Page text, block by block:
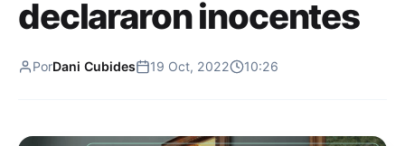
SUSCRÍBETE
declararon inocentes
PorDani Cubides 19 Oct, 2022 10:26